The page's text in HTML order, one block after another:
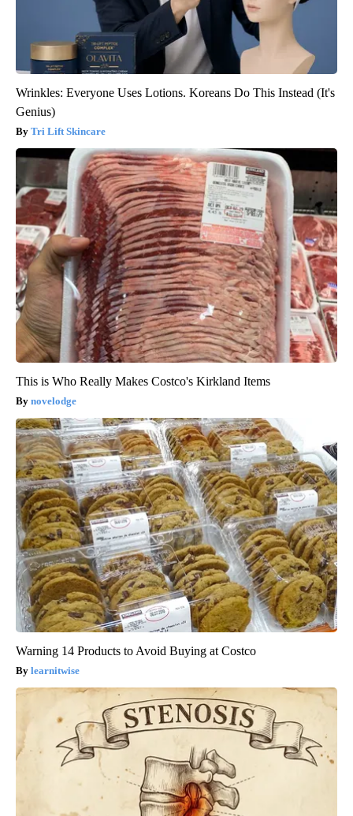
Wrinkles: Everyone Uses Lotions. Koreans Do This Instead (It's
Genius)
Tri Lift Skincare
This is Who Really Makes Costco's Kirkland Items
novelodge
Warning 14 Products to Avoid Buying at Costco
learnitwise